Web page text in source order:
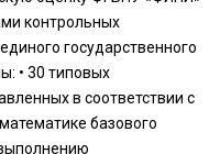
контрольных
государственного
• 30 типовых
в соответствии с
базового